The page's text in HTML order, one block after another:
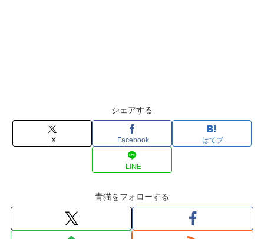
シェアする
X Facebook はてブ
LINE
青猫をフォローする